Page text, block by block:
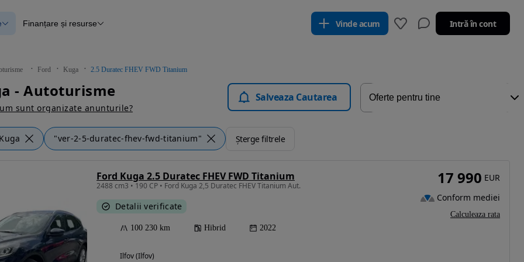
verificate
Blog Autovit.ro
Finanțare și resurse Vinde acum Intră în cont
Ford Kuga 2.5 Duratec FHEV FWD Titanium
- Autoturisme
sunt organizate anunturile?
Salveaza Cautarea
Kuga "ver-2-5-duratec-fhev-fwd-titanium" Șterge filtrele
Ford Kuga 2.5 Duratec FHEV FWD Titanium
2488 cm3 • 190 CP • Ford Kuga 2,5 Duratec FHEV Titanium Aut.
Detalii verificate
100 230 km Hibrid 2022
Ilfov (Ilfov)
17 990 EUR
Conform mediei
Calculeaza rata